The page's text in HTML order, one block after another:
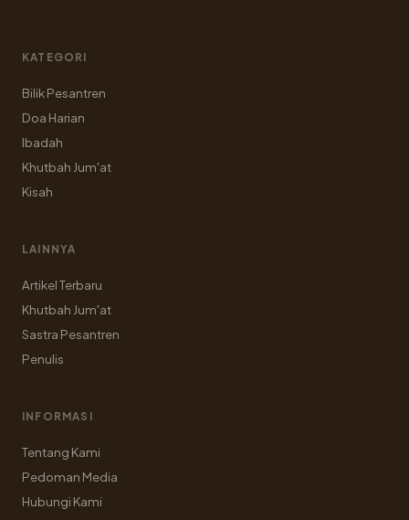
KATEGORI
Bilik Pesantren
Doa Harian
Ibadah
Khutbah Jum'at
Kisah
LAINNYA
Artikel Terbaru
Khutbah Jum'at
Sastra Pesantren
Penulis
INFORMASI
Tentang Kami
Pedoman Media
Hubungi Kami